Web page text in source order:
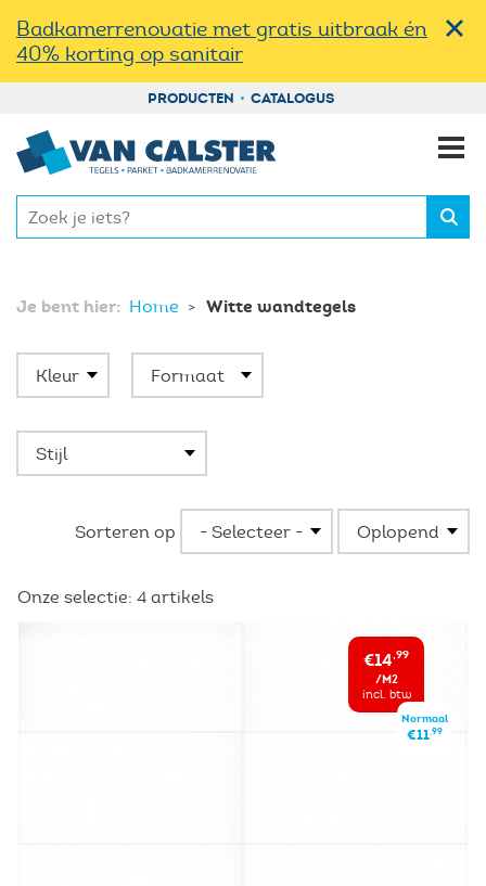
Badkamerrenovatie met gratis uitbraak én
40% korting op sanitair
PRODUCTEN CATALOGUS
Je bent hier: Home Witte wandtegels
Sorteren op
Onze selectie: 4 artikels
€14,99
/M2
incl. btw
Normaal
€11 ,99